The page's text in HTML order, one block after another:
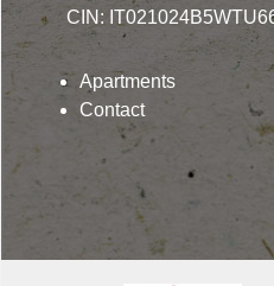
CIN:
Apartments
Contact